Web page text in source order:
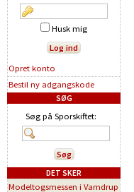
Husk mig
Opret konto
Bestil ny adgangskode
SØG
Søg på Sporskiftet:
DET SKER
Modeltogsmessen i Vamdrup